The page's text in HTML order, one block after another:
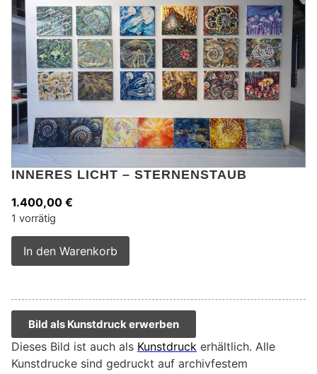
INNERES LICHT – STERNENSTAUB
1.400,00 €
1 vorrätig
In den Warenkorb
Bild als Kunstdruck erwerben
Dieses Bild ist auch als Kunstdruck erhältlich. Alle
Kunstdrucke sind gedruckt auf archivfestem